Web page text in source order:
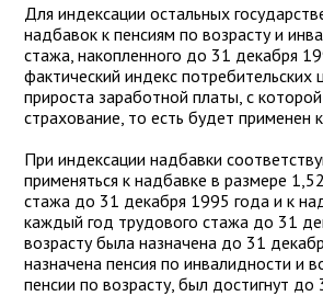
Для индексации остальных
надбавок к пенсиям по возрасту и
стажа, накопленного до 31 декабря
фактический индекс потребительских
прироста заработной платы, с
страхование, то есть будет
При индексации надбавки
применяться к надбавке в размере
стажа до 31 декабря 1995 года и к
каждый год трудового стажа до 31
возрасту была назначена до 31
назначена пенсия по инвалидности и
пенсии по возрасту, был достигнут